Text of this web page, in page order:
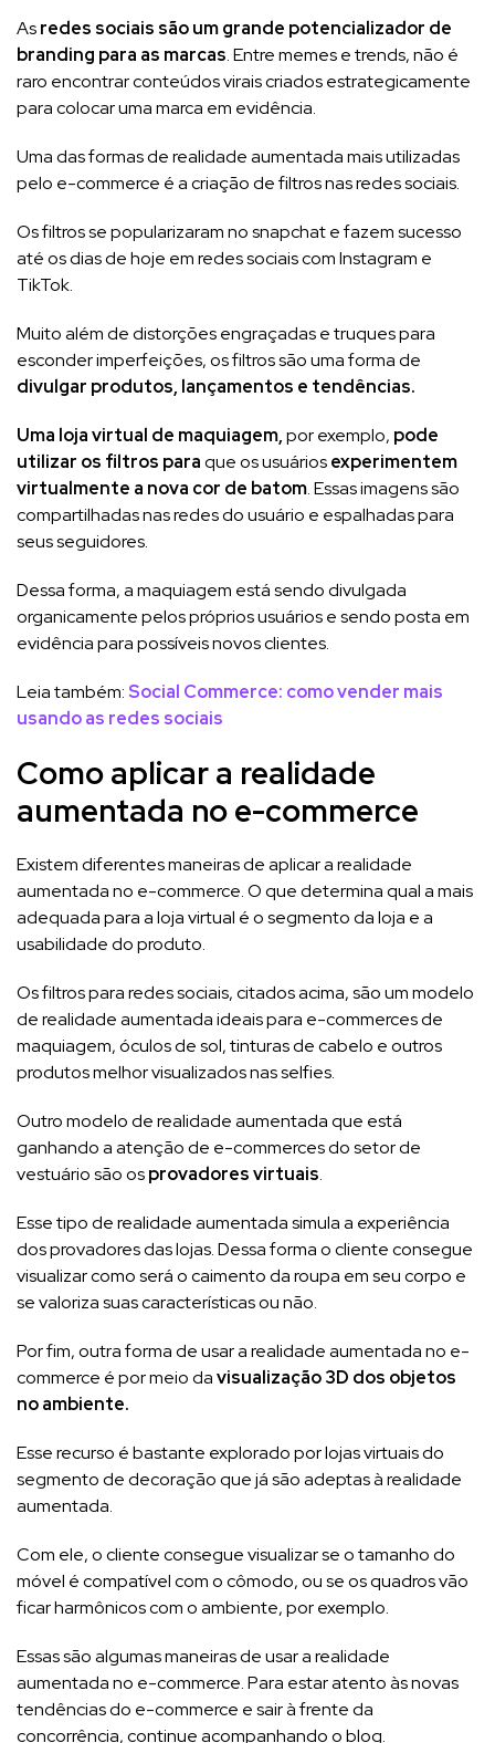
Asredes sociais são um grande potencializador de
branding para as marcas. Entre memes e trends, não é
raro encontrar conteúdos virais criados estrategicamente
para colocar uma marca em evidência.
Uma das formas de realidade aumentada mais utilizadas
pelo e-commerce é a criação de filtros nas redes sociais.
Os filtros se popularizaram no snapchat e fazem sucesso
até os dias de hoje em redes sociais com Instagram e
TikTok.
Muito além de distorções engraçadas e truques para
esconder imperfeições, os filtros são uma forma de
divulgar produtos, lançamentos e tendências.
Uma loja virtual de maquiagem,por exemplo, pode
utilizar os filtros paraque os usuáriosexperimentem
virtualmente a nova cor de batom. Essas imagens são
compartilhadas nas redes do usuário e espalhadas para
seus seguidores.
Dessa forma, a maquiagem está sendo divulgada
organicamente pelos próprios usuários e sendo posta em
evidência para possíveis novos clientes.
Leia também:Social Commerce: como vender mais
usando as redes sociais
Como aplicar a realidade
aumentada no e-commerce
Existem diferentes maneiras de aplicar a realidade
aumentada no e-commerce. O que determina qual a mais
adequada para a loja virtual é o segmento da loja e a
usabilidade do produto.
Os filtros para redes sociais, citados acima, são um modelo
de realidade aumentada ideais para e-commerces de
maquiagem, óculos de sol, tinturas de cabelo e outros
produtos melhor visualizados nas selfies.
Outro modelo de realidade aumentada que está
ganhando a atenção de e-commerces do setor de
vestuário são osprovadores virtuais.
Esse tipo de realidade aumentada simula a experiência
dos provadores das lojas. Dessa forma o cliente consegue
visualizar como será o caimento da roupa em seu corpo e
se valoriza suas características ou não.
Por fim, outra forma de usar a realidade aumentada no e-
commerce é por meio davisualização 3D dos objetos
no ambiente.
Esse recurso é bastante explorado por lojas virtuais do
segmento de decoração que já são adeptas à realidade
aumentada.
Com ele, o cliente consegue visualizar se o tamanho do
móvel é compatível com o cômodo, ou se os quadros vão
ficar harmônicos com o ambiente, por exemplo.
Essas são algumas maneiras de usar a realidade
aumentada no e-commerce. Para estar atento às novas
tendências do e-commerce e sair à frente da
concorrência, continue acompanhando o blog.